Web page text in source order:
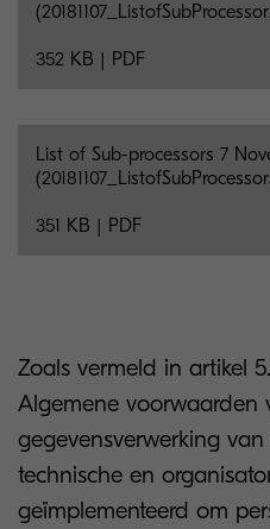
352 KB | PDF
List of Sub-processors 7
351 KB | PDF
Zoals vermeld in artikel
Algemene voorwaarden
gegevensverwerking
technische en
geïmplementeerd om